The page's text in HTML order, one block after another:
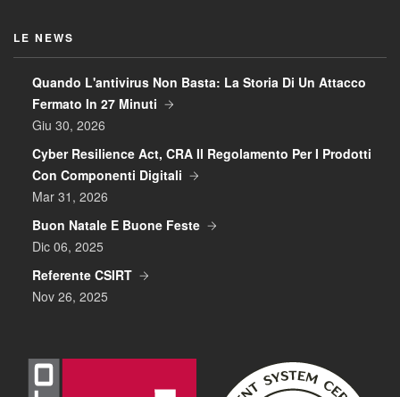
LE NEWS
Quando L'antivirus Non Basta: La Storia Di Un Attacco
Fermato In 27 Minuti
Giu 30, 2026
Cyber Resilience Act, CRA Il Regolamento Per I Prodotti
Con Componenti Digitali
Mar 31, 2026
Buon Natale E Buone Feste
Dic 06, 2025
Referente CSIRT
Nov 26, 2025